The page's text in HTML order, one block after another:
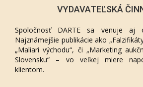
VYDAVATEĽSKÁ
Spoločnosť DARTE sa venuje aj
Najznámejšie publikácie ako
„Maliari východu“, či „Marketing
Slovensku“ – vo veľkej miere
klientom.